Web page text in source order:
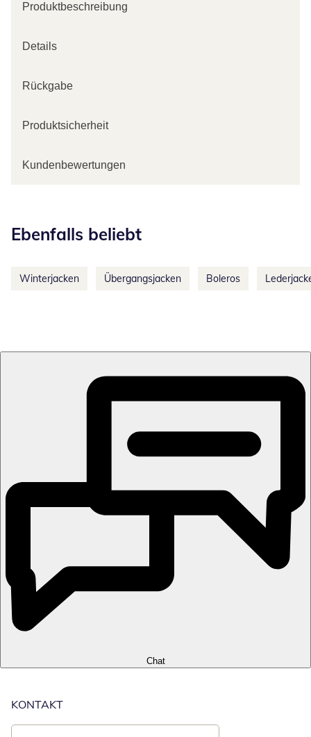
Produktbeschreibung
Details
Rückgabe
Produktsicherheit
Kundenbewertungen
Ebenfalls beliebt
Winterjacken Übergangsjacken Boleros
Chat
KONTAKT